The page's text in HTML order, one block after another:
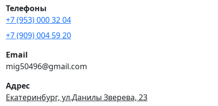
Телефоны
+7 (953) 000 32 04
+7 (909) 004 59 20
Email
mig50496@gmail.com
Адрес
Екатеринбург, ул.Данилы Зверева, 23